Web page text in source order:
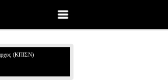
(ΚΠΙΣΝ)